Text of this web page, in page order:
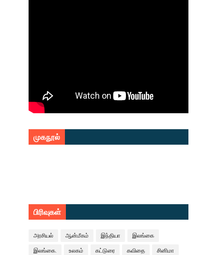
முகநூல்
பிரிவுகள்
அரசியல் ஆன்மீகம் இந்தியா இலங்கை
இலங்கை. உலகம் கட்டுரை கவிதை சினிமா